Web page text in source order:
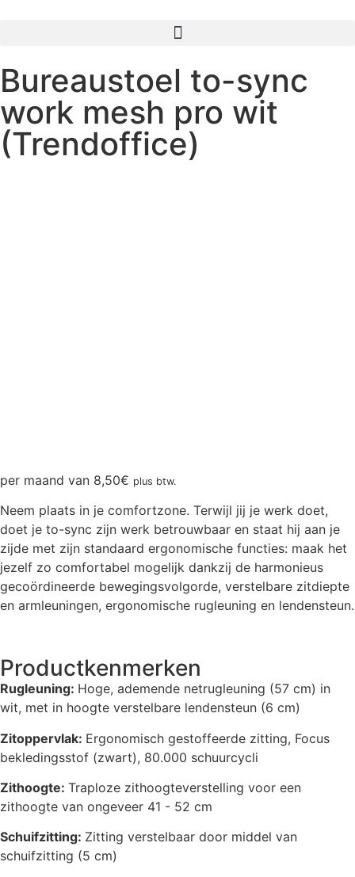
Bureaustoel to-sync
work mesh pro wit
(Trendoffice)
per maand van 8,50€ plus btw.
Neem plaats in je comfortzone. Terwijl jij je werk doet,
doet je to-sync zijn werk betrouwbaar en staat hij aan je
zijde met zijn standaard ergonomische functies: maak het
jezelf zo comfortabel mogelijk dankzij de harmonieus
gecoördineerde bewegingsvolgorde, verstelbare zitdiepte
en armleuningen, ergonomische rugleuning en lendensteun.
Productkenmerken
Rugleuning: Hoge, ademende netrugleuning (57 cm) in
wit, met in hoogte verstelbare lendensteun (6 cm)
Zitoppervlak: Ergonomisch gestoffeerde zitting, Focus
bekledingsstof (zwart), 80.000 schuurcycli
Zithoogte: Traploze zithoogteverstelling voor een
zithoogte van ongeveer 41 - 52 cm
Schuifzitting: Zitting verstelbaar door middel van
schuifzitting (5 cm)